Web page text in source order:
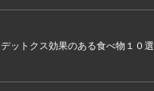
デットクス効果のある食べ物１０選